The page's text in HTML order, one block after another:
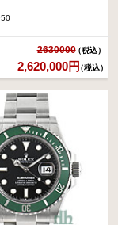
ます。
2630000
2,620,000円（税込）